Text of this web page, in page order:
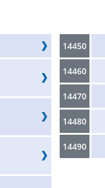
14450
14460
14470
14480
14490